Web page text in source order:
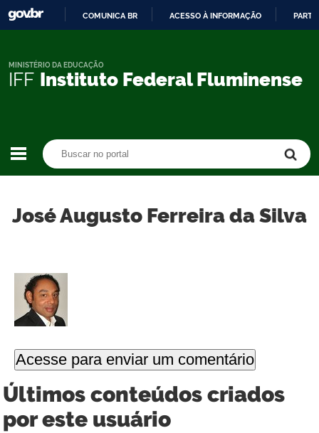
CONTEÚDO
COMUNICA BR ACESSO À INFORMAÇÃO
IFF Instituto Federal Fluminense
MINISTÉRIO DA EDUCAÇÃO
José Augusto Ferreira da Silva
Últimos conteúdos criados
por este usuário